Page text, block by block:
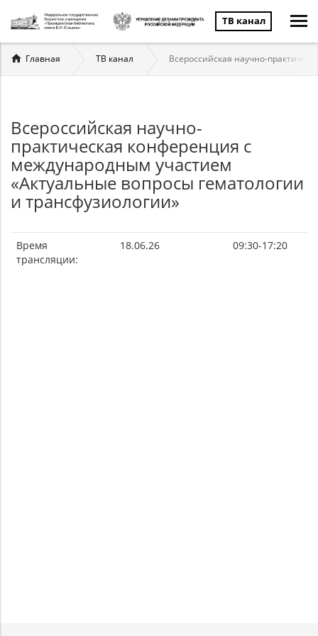
ТВ канал
Вы
здесь
Главная ТВ канал Всероссийская научно-
Всероссийская научно-
практическая конференция с
международным участием
«Актуальные вопросы гематологии
и трансфузиологии»
Время
трансляции:
18.06.26 09:30-17:20